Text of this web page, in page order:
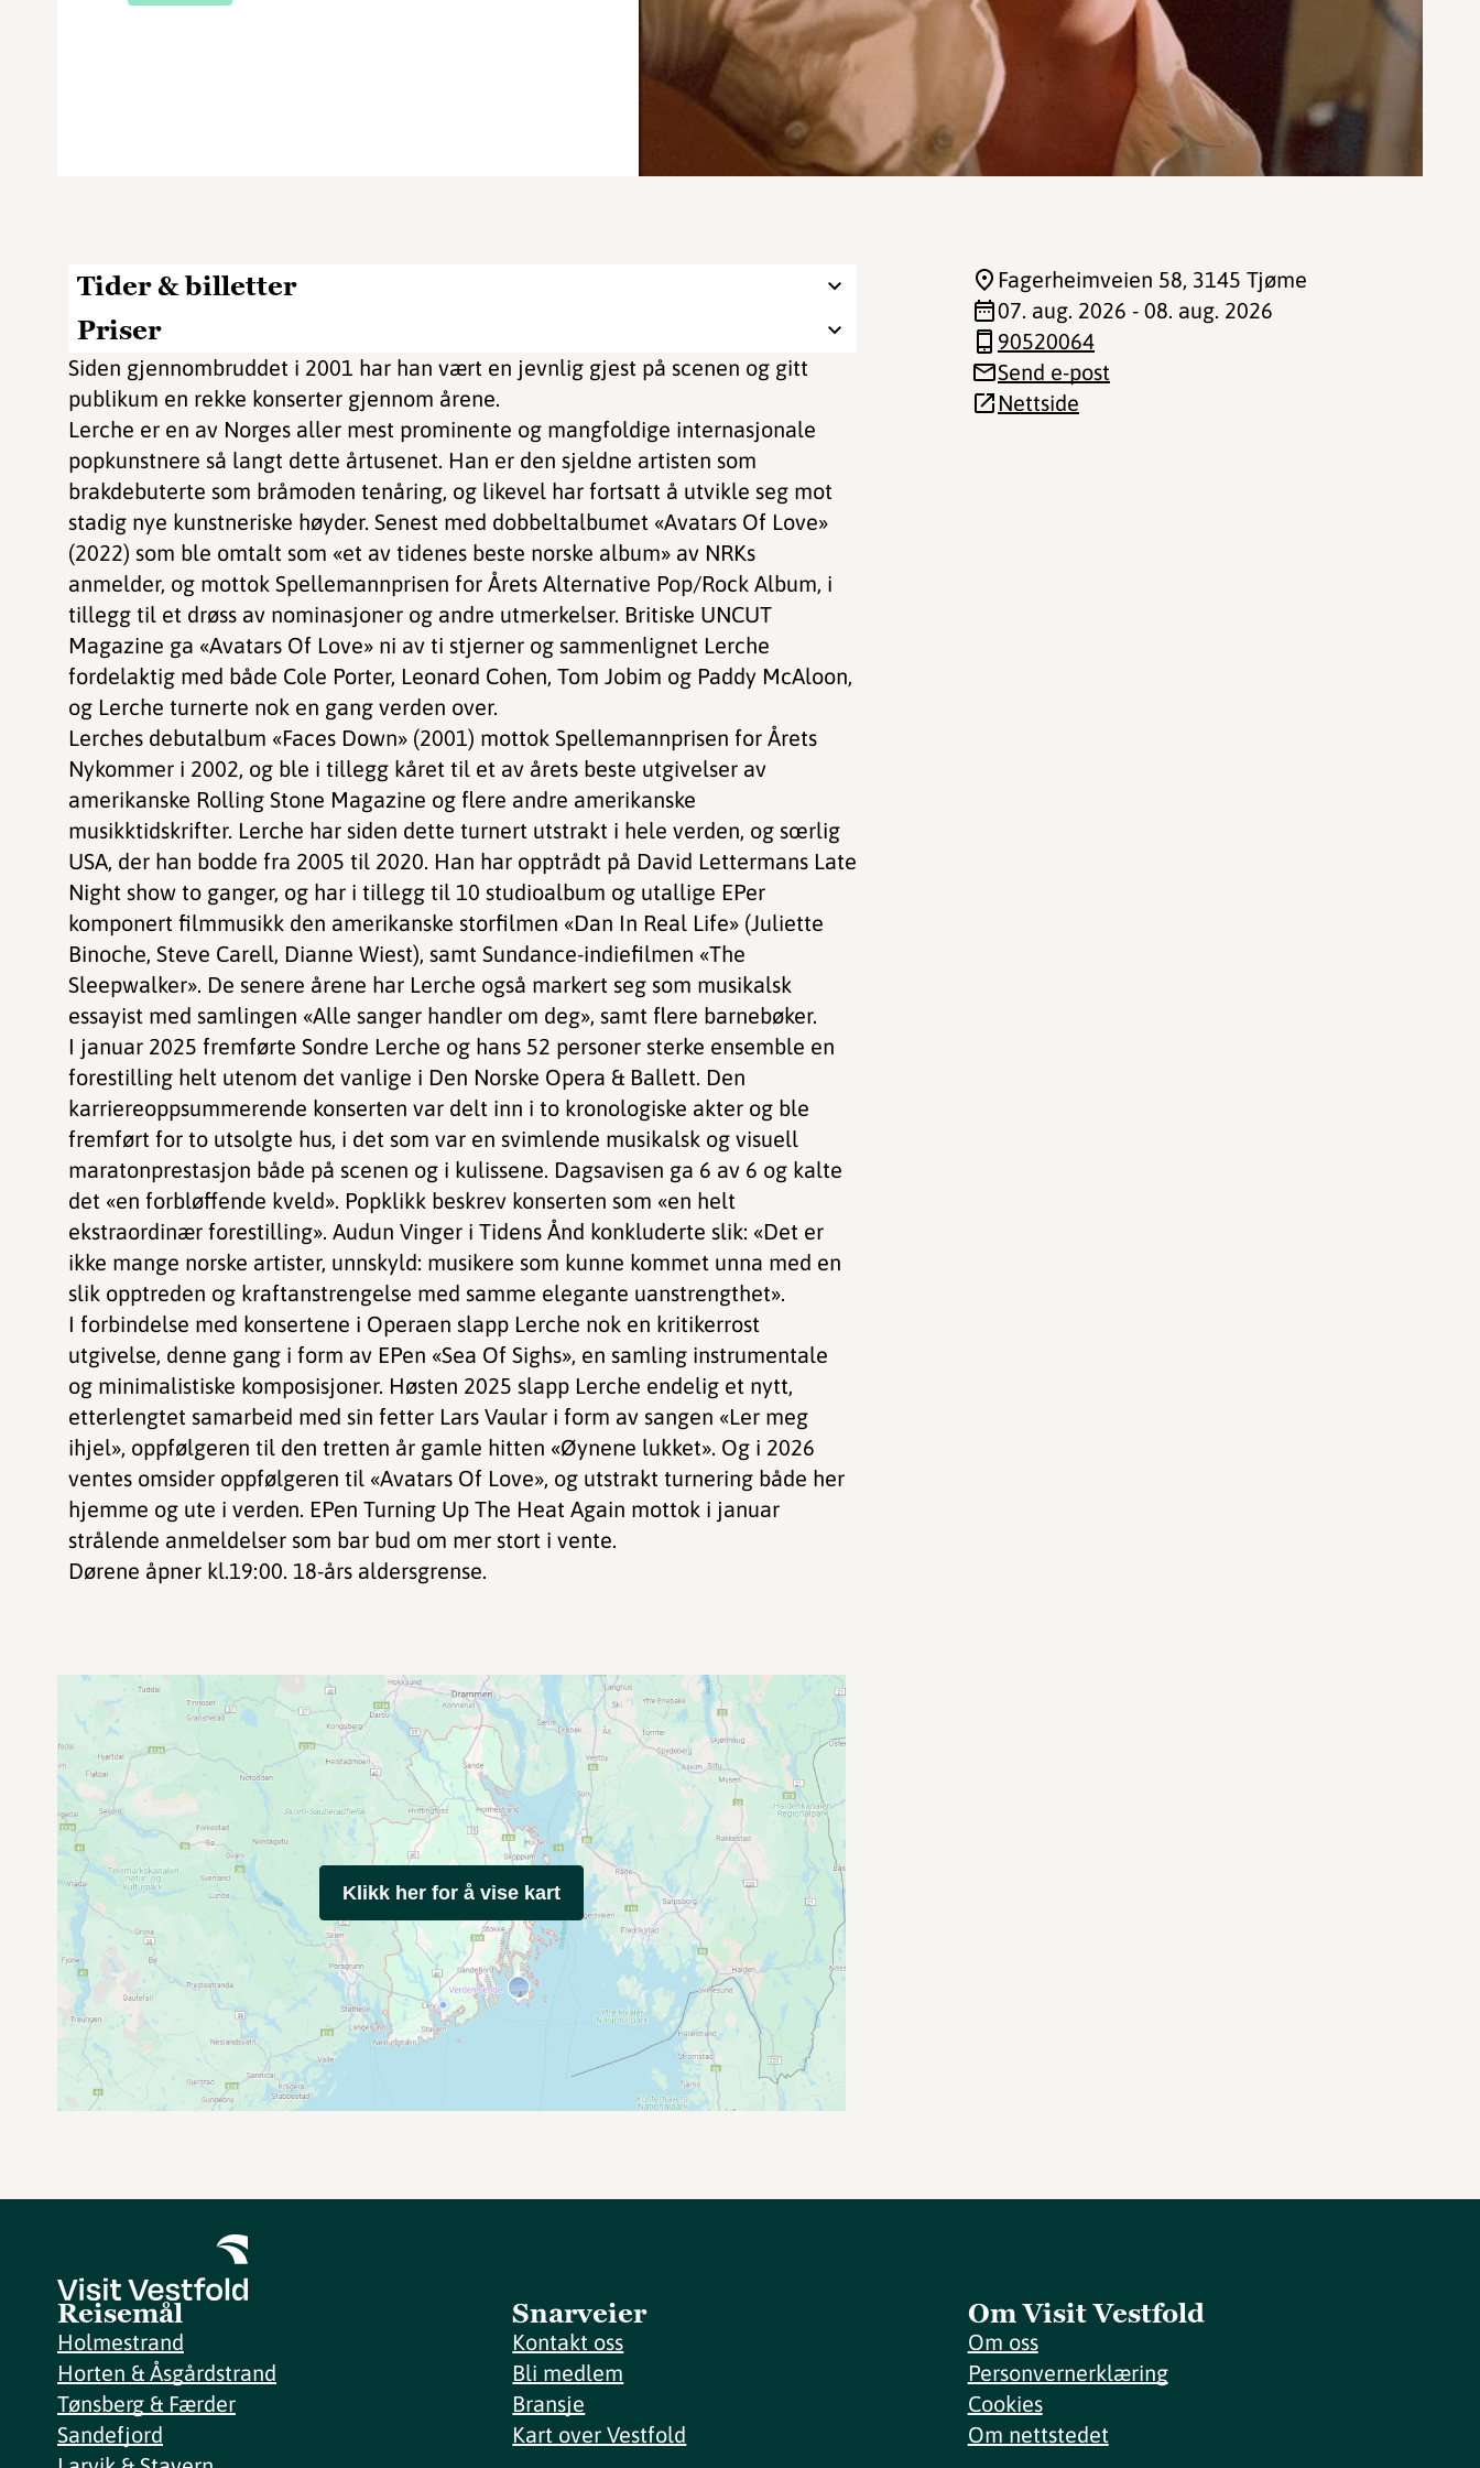
Tider & billetter
Priser
Siden gjennombruddet i 2001 har han vært en jevnlig gjest på scenen og gitt
publikum en rekke konserter gjennom årene.
Lerche er en av Norges aller mest prominente og mangfoldige internasjonale
popkunstnere så langt dette årtusenet. Han er den sjeldne artisten som
brakdebuterte som bråmoden tenåring, og likevel har fortsatt å utvikle seg mot
stadig nye kunstneriske høyder. Senest med dobbeltalbumet «Avatars Of Love»
(2022) som ble omtalt som «et av tidenes beste norske album» av NRKs
anmelder, og mottok Spellemannprisen for Årets Alternative Pop/Rock Album, i
tillegg til et drøss av nominasjoner og andre utmerkelser. Britiske UNCUT
Magazine ga «Avatars Of Love» ni av ti stjerner og sammenlignet Lerche
fordelaktig med både Cole Porter, Leonard Cohen, Tom Jobim og Paddy McAloon,
og Lerche turnerte nok en gang verden over.
Lerches debutalbum «Faces Down» (2001) mottok Spellemannprisen for Årets
Nykommer i 2002, og ble i tillegg kåret til et av årets beste utgivelser av
amerikanske Rolling Stone Magazine og flere andre amerikanske
musikktidskrifter. Lerche har siden dette turnert utstrakt i hele verden, og sœrlig
USA, der han bodde fra 2005 til 2020. Han har opptrådt på David Lettermans Late
Night show to ganger, og har i tillegg til 10 studioalbum og utallige EPer
komponert filmmusikk den amerikanske storfilmen «Dan In Real Life» (Juliette
Binoche, Steve Carell, Dianne Wiest), samt Sundance-indiefilmen «The
Sleepwalker». De senere årene har Lerche også markert seg som musikalsk
essayist med samlingen «Alle sanger handler om deg», samt flere barnebøker.
I januar 2025 fremførte Sondre Lerche og hans 52 personer sterke ensemble en
forestilling helt utenom det vanlige i Den Norske Opera & Ballett. Den
karriereoppsummerende konserten var delt inn i to kronologiske akter og ble
fremført for to utsolgte hus, i det som var en svimlende musikalsk og visuell
maratonprestasjon både på scenen og i kulissene. Dagsavisen ga 6 av 6 og kalte
det «en forbløffende kveld». Popklikk beskrev konserten som «en helt
ekstraordinær forestilling». Audun Vinger i Tidens Ånd konkluderte slik: «Det er
ikke mange norske artister, unnskyld: musikere som kunne kommet unna med en
slik opptreden og kraftanstrengelse med samme elegante uanstrengthet».
I forbindelse med konsertene i Operaen slapp Lerche nok en kritikerrost
utgivelse, denne gang i form av EPen «Sea Of Sighs», en samling instrumentale
og minimalistiske komposisjoner. Høsten 2025 slapp Lerche endelig et nytt,
etterlengtet samarbeid med sin fetter Lars Vaular i form av sangen «Ler meg
ihjel», oppfølgeren til den tretten år gamle hitten «Øynene lukket». Og i 2026
ventes omsider oppfølgeren til «Avatars Of Love», og utstrakt turnering både her
hjemme og ute i verden. EPen Turning Up The Heat Again mottok i januar
strålende anmeldelser som bar bud om mer stort i vente.
Dørene åpner kl.19:00. 18-års aldersgrense.
Fagerheimveien 58, 3145 Tjøme
07. aug. 2026 - 08. aug. 2026
90520064
Send e-post
Nettside
Klikk her for å vise kart
Reisemål
Holmestrand
Horten & Åsgårdstrand
Tønsberg & Færder
Sandefjord
Snarveier
Kontakt oss
Bli medlem
Bransje
Kart over Vestfold
Om Visit Vestfold
Om oss
Personvernerklæring
Cookies
Om nettstedet